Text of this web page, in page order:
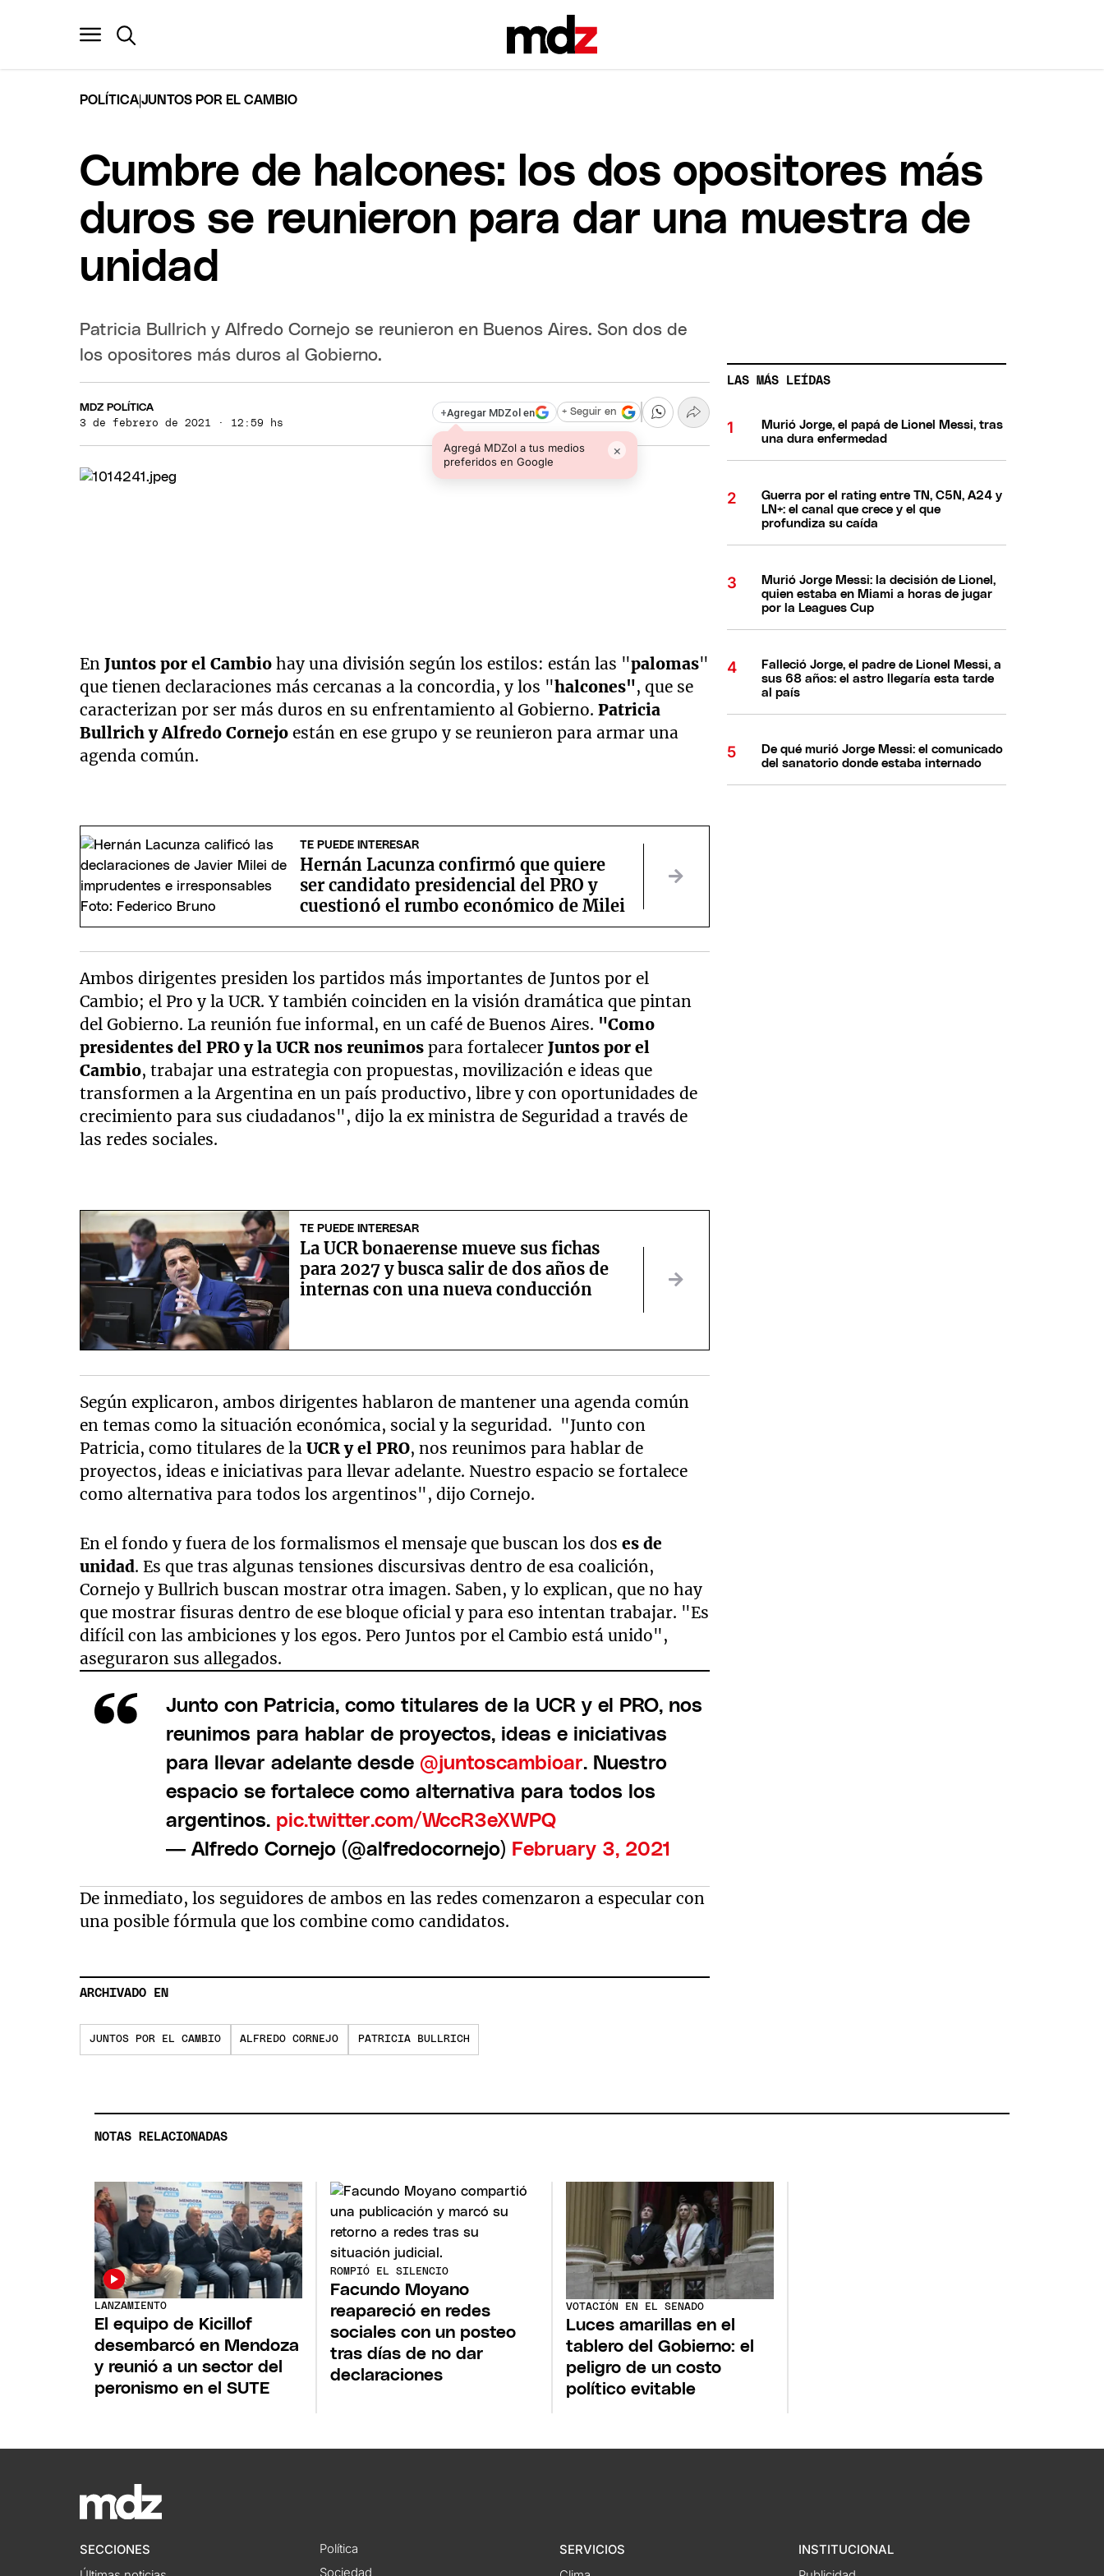
POLÍTICA|JUNTOS POR EL CAMBIO
Cumbre de halcones: los dos opositores más
duros se reunieron para dar una muestra de
unidad
Patricia Bullrich y Alfredo Cornejo se reunieron en Buenos Aires. Son dos de
los opositores más duros al Gobierno.
MDZ POLÍTICA
3 de febrero de 2021 · 12:59 hs
+Agregar MDZol en
Agregá MDZol a tus medios
preferidos en Google
×
+ Seguir en
EnJuntos por el Cambio hay una división según los estilos: están las "palomas"
que tienen declaraciones más cercanas a la concordia, y los "halcones", que se
caracterizan por ser más duros en su enfrentamiento al Gobierno.Patricia
Bullrich y Alfredo Cornejo están en ese grupo y se reunieron para armar una
agenda común.
TE PUEDE INTERESAR
Hernán Lacunza confirmó que quiere
ser candidato presidencial del PRO y
cuestionó el rumbo económico de Milei
Ambos dirigentes presiden los partidos más importantes de Juntos por el
Cambio; el Pro y la UCR. Y también coinciden en la visión dramática que pintan
del Gobierno. La reunión fue informal, en un café de Buenos Aires. "Como
presidentes del PRO y la UCR nos reunimos para fortalecerJuntos por el
Cambio, trabajar una estrategia con propuestas, movilización e ideas que
transformen a la Argentina en un país productivo, libre y con oportunidades de
crecimiento para sus ciudadanos", dijo la ex ministra de Seguridad a través de
las redes sociales.
TE PUEDE INTERESAR
La UCR bonaerense mueve sus fichas
para 2027 y busca salir de dos años de
internas con una nueva conducción
Según explicaron, ambos dirigentes hablaron de mantener una agenda común
en temas como la situación económica, social y la seguridad. "Junto con
Patricia, como titulares de laUCR y el PRO, nos reunimos para hablar de
proyectos, ideas e iniciativas para llevar adelante. Nuestro espacio se fortalece
como alternativa para todos los argentinos", dijo Cornejo.
En el fondo y fuera de los formalismos el mensaje que buscan los doses de
unidad. Es que tras algunas tensiones discursivas dentro de esa coalición,
Cornejo y Bullrich buscan mostrar otra imagen. Saben, y lo explican, que no hay
que mostrar fisuras dentro de ese bloque oficial y para eso intentan trabajar. "Es
difícil con las ambiciones y los egos. Pero Juntos por el Cambio está unido",
aseguraron sus allegados.
Junto con Patricia, como titulares de la UCR y el PRO, nos
reunimos para hablar de proyectos, ideas e iniciativas
para llevar adelante desde @juntoscambioar. Nuestro
espacio se fortalece como alternativa para todos los
argentinos. pic.twitter.com/WccR3eXWPQ
— Alfredo Cornejo (@alfredocornejo) February 3, 2021
De inmediato, los seguidores de ambos en las redes comenzaron a especular con
una posible fórmula que los combine como candidatos.
ARCHIVADO EN
JUNTOS POR EL CAMBIO ALFREDO CORNEJO PATRICIA BULLRICH
LAS MÁS LEÍDAS
Murió Jorge, el papá de Lionel Messi, tras
una dura enfermedad
Guerra por el rating entre TN, C5N, A24 y
LN+: el canal que crece y el que
profundiza su caída
Murió Jorge Messi: la decisión de Lionel,
quien estaba en Miami a horas de jugar
por la Leagues Cup
Falleció Jorge, el padre de Lionel Messi, a
sus 68 años: el astro llegaría esta tarde
al país
De qué murió Jorge Messi: el comunicado
del sanatorio donde estaba internado
NOTAS RELACIONADAS
LANZAMIENTO
El equipo de Kicillof
desembarcó en Mendoza
y reunió a un sector del
peronismo en el SUTE
ROMPIÓ EL SILENCIO
Facundo Moyano
reapareció en redes
sociales con un posteo
tras días de no dar
declaraciones
VOTACIÓN EN EL SENADO
Luces amarillas en el
tablero del Gobierno: el
peligro de un costo
político evitable
SECCIONES
Política
Sociedad
SERVICIOS
INSTITUCIONAL